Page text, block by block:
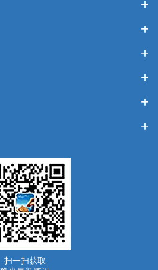
扫一扫获取